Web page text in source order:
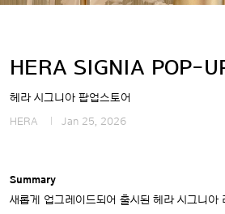
HERA SIGNIA POP-
헤라 시그니아 팝업스토어
HERA Jan 25, 2026
Summary
새롭게 업그레이드되어 출시된 헤라 시그니아